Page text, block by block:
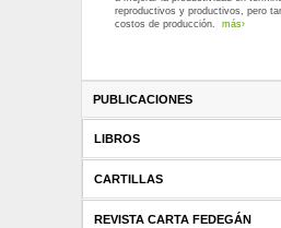
reproductivos y productivos, pero
costos de producción. más›
PUBLICACIONES
LIBROS
CARTILLAS
REVISTA CARTA FEDEGÁN